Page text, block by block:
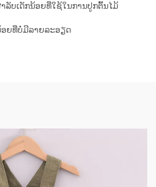
ລັບເດັກນ້ອຍທີ່ໃຊ້ໃນການປູກຕົ້ນໄມ້
ອຍທີ່ບໍ່ມີລາຍລະອຽດ